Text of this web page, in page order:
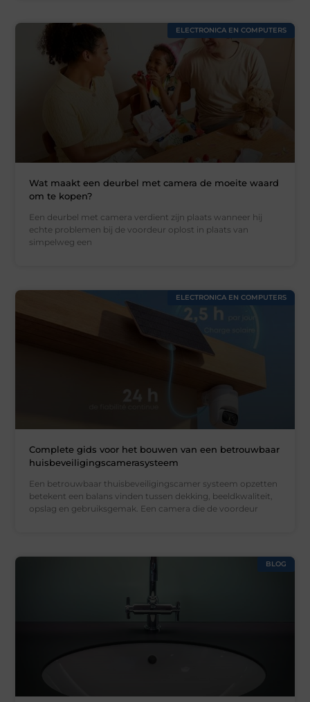
ELECTRONICA EN COMPUTERS
Wat maakt een deurbel met camera de moeite waard
om te kopen?
Een deurbel met camera verdient zijn plaats wanneer hij
echte problemen bij de voordeur oplost in plaats van
simpelweg een
ELECTRONICA EN COMPUTERS
Complete gids voor het bouwen van een betrouwbaar
huisbeveiligingscamerasysteem
Een betrouwbaar thuisbeveiligingscamer systeem opzetten
betekent een balans vinden tussen dekking, beeldkwaliteit,
opslag en gebruiksgemak. Een camera die de voordeur
BLOG